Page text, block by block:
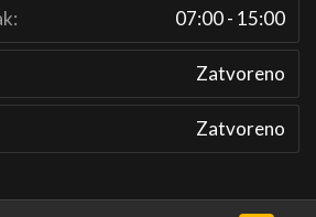
07:00 - 15:00
Zatvoreno
Zatvoreno